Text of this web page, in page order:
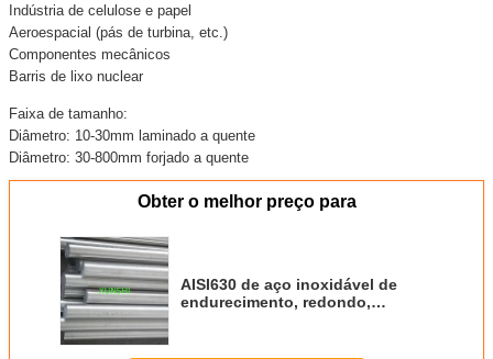
Indústria de celulose e papel
Aeroespacial (pás de turbina, etc.)
Componentes mecânicos
Barris de lixo nuclear
Faixa de tamanho:
Diâmetro: 10-30mm laminado a quente
Diâmetro: 30-800mm forjado a quente
Obter o melhor preço para
AISI630 de aço inoxidável de
endurecimento, redondo,